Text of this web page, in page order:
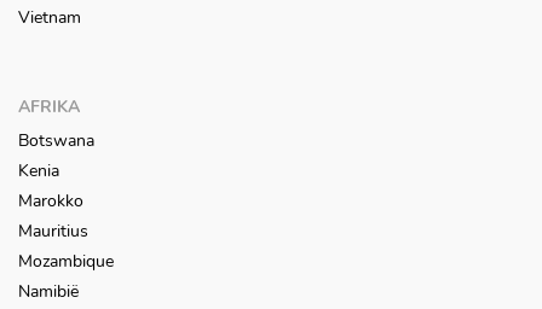
Vietnam
AFRIKA
Botswana
Kenia
Marokko
Mauritius
Mozambique
Namibië